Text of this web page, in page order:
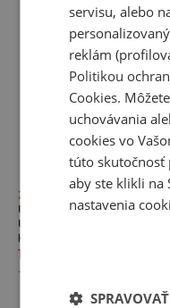
Zľava
Unisex topánky New
U90601NR – sivé
Kolekcie U9060
130,00 €
-
servisu, alebo
reklám
Politikou
Cookies.
uchovávania
cookies vo
túto skutočnosť
aby ste klikli na
nastavenia